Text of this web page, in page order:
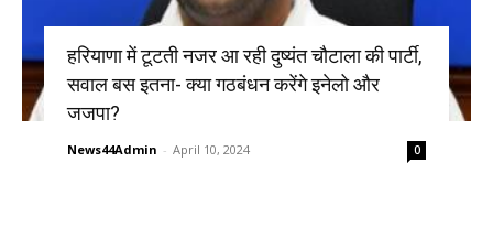
हरियाणा में टूटती नजर आ रही दुष्यंत चौटाला की पार्टी,
सवाल बस इतना- क्या गठबंधन करेंगे इनेलो और
जजपा?
News44Admin - April 10, 2024 0